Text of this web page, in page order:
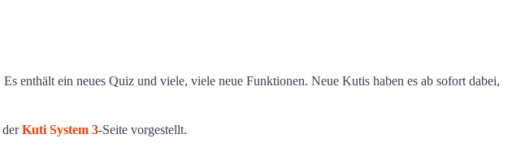
Es enthält ein neues Quiz und viele, viele neue Funktionen. Neue Kutis haben es ab sofort dabei,
derKuti System 3-Seite vorgestellt.